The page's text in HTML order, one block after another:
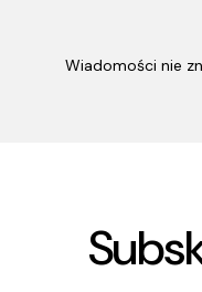
Wiadomości nie